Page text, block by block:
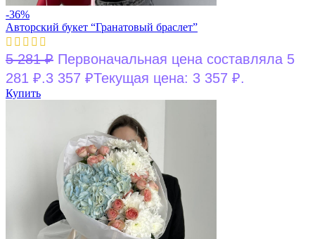
-36%
Авторский букет “Гранатовый браслет”
5 281₽ Первоначальная цена составляла 5
281 ₽.3 357 ₽Текущая цена: 3 357 ₽.
Купить